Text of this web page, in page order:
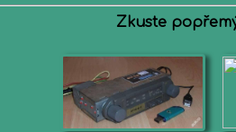
Zkuste